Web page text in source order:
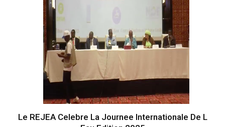
Le REJEA Celebre La Journee Internationale De L